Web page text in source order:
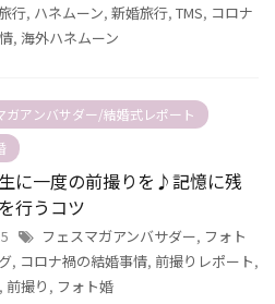
行, ハネムーン, 新婚旅行, TMS, コロナ
, 海外ハネムーン
アンバサダー/結婚式レポート
に一度の前撮りを♪記憶に残
行うコツ
フェスマガアンバサダー, フォト
, コロナ禍の結婚事情, 前撮りレポート,
, 前撮り , フォト婚